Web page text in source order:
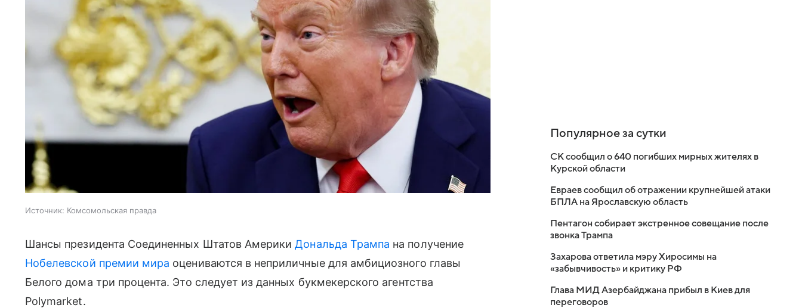
Источник: Комсомольская правда
Шансы президента Соединенных Штатов АмерикиДональда Трампа на получение
Нобелевской премии мира оцениваются в неприличные для амбициозного главы
Белого дома три процента. Это следует из данных букмекерского агентства
Polymarket.
Популярное за сутки
СК сообщил о 640 погибших мирных жителях в
Курской области
Евраев сообщил об отражении крупнейшей атаки
БПЛА на Ярославскую область
Пентагон собирает экстренное совещание после
звонка Трампа
Захарова ответила мэру Хиросимы на
«забывчивость» и критику РФ
Глава МИД Азербайджана прибыл в Киев для
переговоров